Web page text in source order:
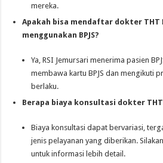
mereka.
Apakah bisa mendaftar dokter THT
menggunakan BPJS?
Ya, RSI Jemursari menerima pasien
membawa kartu BPJS dan mengikuti
berlaku.
Berapa biaya konsultasi dokter THT
Biaya konsultasi dapat bervariasi,
jenis pelayanan yang diberikan.
untuk informasi lebih detail.